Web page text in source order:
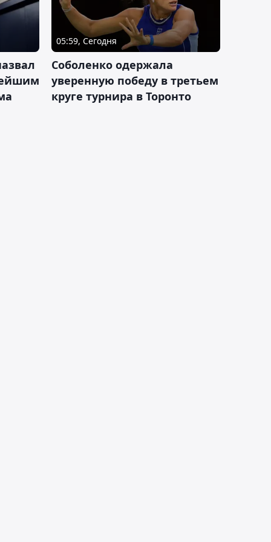
05:59, Сегодня
Соболенко одержала
уверенную победу в третьем
круге турнира в Торонто